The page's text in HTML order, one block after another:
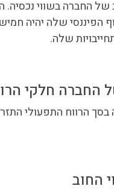
החברה בשווי נכסיה.
הפיננסי שלה
שלה.